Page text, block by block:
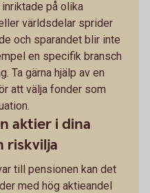
på olika
världsdelar sprider
och sparandet blir inte
en specifik bransch
Ta gärna hjälp av en
att välja fonder som
aktier i dina
riskvilja
till pensionen kan det
med hög aktieandel